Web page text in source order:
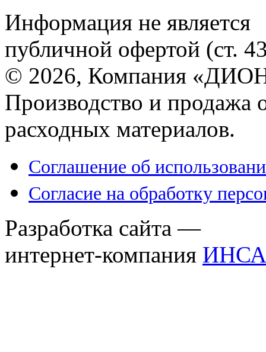
Информация не является
публичной офертой (ст.
© 2026, Компания
Производство и продажа
расходных материалов.
Соглашение об
Согласие на обработку
Разработка сайта —
интернет-компания